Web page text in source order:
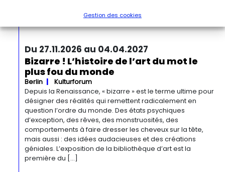
Gestion des cookies
œuvres remarquables. Tout au long de sa longue carrière,
Du 27.11.2026 au 04.04.2027
Bizarre ! L’histoire de l’art du mot le
plus fou du monde
Berlin
Kulturforum
Depuis la Renaissance, « bizarre » est le terme ultime pour
désigner des réalités qui remettent radicalement en
question l’ordre du monde. Des états psychiques
d’exception, des rêves, des monstruosités, des
comportements à faire dresser les cheveux sur la tête,
mais aussi : des idées audacieuses et des créations
géniales. L’exposition de la bibliothèque d’art est la
première du […]